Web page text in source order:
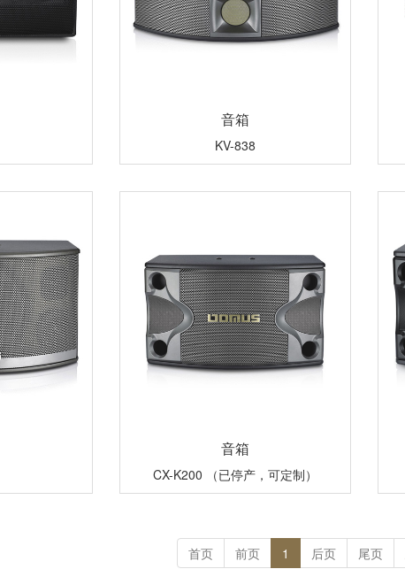
音箱
KV-838
音箱
CX-K200 （已停产，可定制）
首页 前页 1 后页 尾页